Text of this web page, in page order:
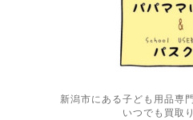
新潟市にある子ども用品専
いつでも買取